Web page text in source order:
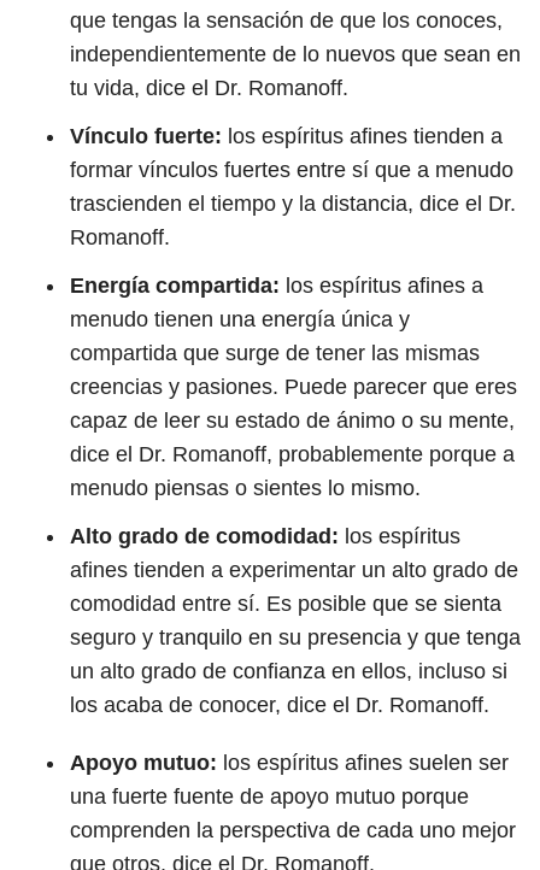
que tengas la sensación de que los conoces,
independientemente de lo nuevos que sean en
tu vida, dice el Dr. Romanoff.
Vínculo fuerte: los espíritus afines tienden a
formar vínculos fuertes entre sí que a menudo
trascienden el tiempo y la distancia, dice el Dr.
Romanoff.
Energía compartida: los espíritus afines a
menudo tienen una energía única y
compartida que surge de tener las mismas
creencias y pasiones. Puede parecer que eres
capaz de leer su estado de ánimo o su mente,
dice el Dr. Romanoff, probablemente porque a
menudo piensas o sientes lo mismo.
Alto grado de comodidad: los espíritus
afines tienden a experimentar un alto grado de
comodidad entre sí. Es posible que se sienta
seguro y tranquilo en su presencia y que tenga
un alto grado de confianza en ellos, incluso si
los acaba de conocer, dice el Dr. Romanoff.
Apoyo mutuo: los espíritus afines suelen ser
una fuerte fuente de apoyo mutuo porque
comprenden la perspectiva de cada uno mejor
que otros, dice el Dr. Romanoff.